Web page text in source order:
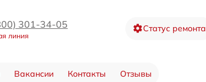
301-34-05
линия
Статус ремонта
Вакансии Контакты Отзывы